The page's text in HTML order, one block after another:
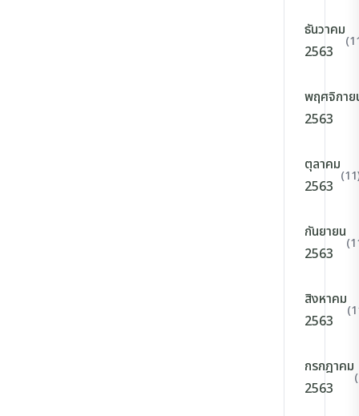
ธันวาคม
2563
พฤศจิกาย
2563
ตุลาคม
2563
กันยายน
2563
สิงหาคม
2563
กรกฎาคม
2563